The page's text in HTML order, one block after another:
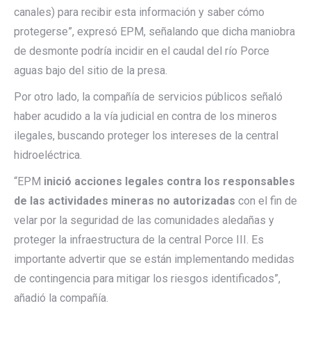
canales) para recibir esta información y saber cómo
protegerse”, expresó EPM, señalando que dicha maniobra
de desmonte podría incidir en el caudal del río Porce
aguas bajo del sitio de la presa.
Por otro lado, la compañía de servicios públicos señaló
haber acudido a la vía judicial en contra de los mineros
ilegales, buscando proteger los intereses de la central
hidroeléctrica.
“EPM inició acciones legales contra los responsables
de las actividades mineras no autorizadas con el fin de
velar por la seguridad de las comunidades aledañas y
proteger la infraestructura de la central Porce III. Es
importante advertir que se están implementando medidas
de contingencia para mitigar los riesgos identificados”,
añadió la compañía.